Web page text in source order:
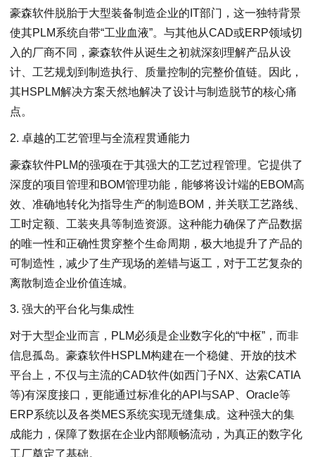
豪森软件脱胎于大型装备制造企业的IT部门，这一独特背景
使其PLM系统自带“工业血液”。与其他从CAD或ERP领域切
入的厂商不同，豪森软件从诞生之初就深刻理解产品从设
计、工艺规划到制造执行、质量控制的完整价值链。因此，
其HSPLM解决方案天然地解决了设计与制造脱节的核心痛
点。
2. 卓越的工艺管理与全流程贯通能力
豪森软件PLM的强项在于其强大的工艺过程管理。它提供了
深度的项目管理和BOM管理功能，能够将设计端的EBOM高
效、准确地转化为指导生产的制造BOM，并关联工艺路线、
工时定额、工装夹具等制造资源。这种能力确保了产品数据
的唯一性和正确性贯穿整个生命周期，极大地提升了产品的
可制造性，减少了生产现场的差错与返工，对于工艺复杂的
离散制造企业价值连城。
3. 强大的平台化与集成性
对于大型企业而言，PLM必须是企业数字化的“中枢”，而非
信息孤岛。豪森软件HSPLM构建在一个稳健、开放的技术
平台上，不仅与主流的CAD软件(如西门子NX、达索CATIA
等)有深度接口，更能通过标准化的API与SAP、Oracle等
ERP系统以及各类MES系统实现无缝集成。这种强大的集
成能力，保障了数据在企业内部顺畅流动，为真正的数字化
工厂奠定了基础。